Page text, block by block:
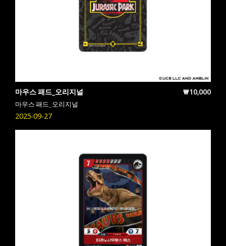
마우스 패드_오리지널 ₩10,000
마우스 패드_오리지널
2025-09-27